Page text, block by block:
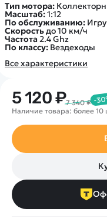
Тип мотора:
Масштаб:1:12
По обслуживанию:
Скоростьдо 10 км/ч
Частота 2.4 Ghz
По классу: Вездеходы
Все характеристики
5 120 ₽7 340 ₽ -
Наличие товара: более 10